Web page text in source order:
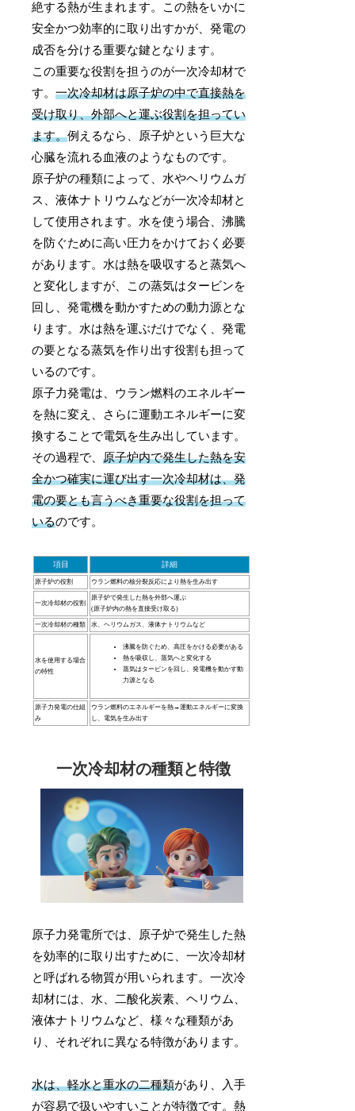
絶する熱が生まれます。この熱をいかに
安全かつ効率的に取り出すかが、発電の
成否を分ける重要な鍵となります。
この重要な役割を担うのが一次冷却材で
す。一次冷却材は原子炉の中で直接熱を
受け取り、外部へと運ぶ役割を担ってい
ます。例えるなら、原子炉という巨大な
心臓を流れる血液のようなものです。
原子炉の種類によって、水やヘリウムガ
ス、液体ナトリウムなどが一次冷却材と
して使用されます。水を使う場合、沸騰
を防ぐために高い圧力をかけておく必要
があります。水は熱を吸収すると蒸気へ
と変化しますが、この蒸気はタービンを
回し、発電機を動かすための動力源とな
ります。水は熱を運ぶだけでなく、発電
の要となる蒸気を作り出す役割も担って
いるのです。
原子力発電は、ウラン燃料のエネルギー
を熱に変え、さらに運動エネルギーに変
換することで電気を生み出しています。
その過程で、原子炉内で発生した熱を安
全かつ確実に運び出す一次冷却材は、発
電の要とも言うべき重要な役割を担って
いるのです。
項目 詳細
原子炉の役割 ウラン燃料の核分裂反応により熱を生み出す
一次冷却材の役割
原子炉で発生した熱を外部へ運ぶ
(原子炉内の熱を直接受け取る)
一次冷却材の種類 水、ヘリウムガス、液体ナトリウムなど
水を使用する場合
の特性
沸騰を防ぐため、高圧をかける必要がある
熱を吸収し、蒸気へと変化する
蒸気はタービンを回し、発電機を動かす動
力源となる
原子力発電の仕組
み
ウラン燃料のエネルギーを熱→運動エネルギーに変換
し、電気を生み出す
一次冷却材の種類と特徴
原子力発電所では、原子炉で発生した熱
を効率的に取り出すために、一次冷却材
と呼ばれる物質が用いられます。一次冷
却材には、水、二酸化炭素、ヘリウム、
液体ナトリウムなど、様々な種類があ
り、それぞれに異なる特徴があります。
水は、軽水と重水の二種類があり、入手
が容易で扱いやすいことが特徴です。熱